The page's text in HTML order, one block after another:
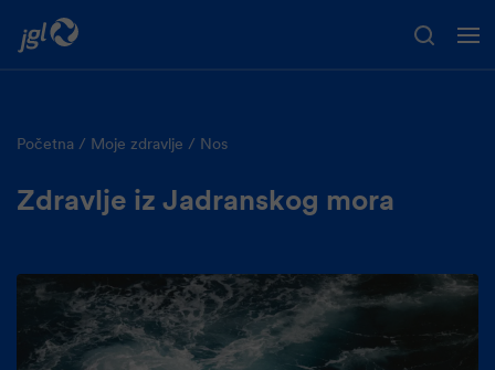
Početna Moje zdravlje Nos
Zdravlje iz Jadranskog mora